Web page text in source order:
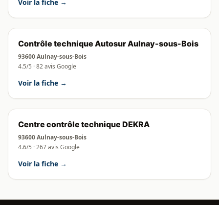
Voir la fiche →
Contrôle technique Autosur Aulnay-sous-Bois
93600 Aulnay-sous-Bois
4.5/5 · 82 avis Google
Voir la fiche →
Centre contrôle technique DEKRA
93600 Aulnay-sous-Bois
4.6/5 · 267 avis Google
Voir la fiche →